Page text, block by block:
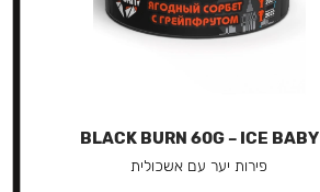
BLACK BURN 60G – ICE BABY
פירות יער עם אשכולית